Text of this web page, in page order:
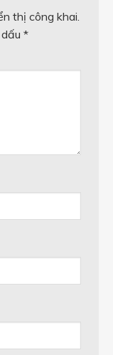
thị công khai.
*